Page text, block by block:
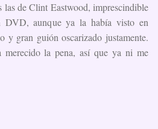
de Clint Eastwood, imprescindible
DVD, aunque ya la había visto en
y gran guión oscarizado justamente.
la pena, así que ya ni me